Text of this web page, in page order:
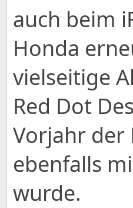
auch beim
Honda
vielseitige
Red Dot
Vorjahr der
ebenfalls
wurde.